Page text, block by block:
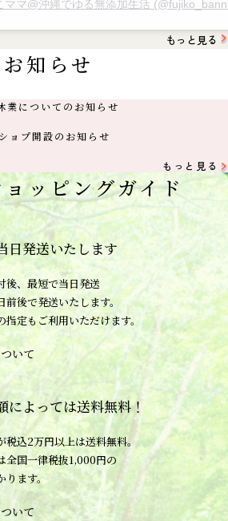
マ@沖縄でゆる無添加生活
もっと見る
お知らせ
業についてのお知らせ
ョプ開設のお知らせ
もっと見る
ッピングガイド
日発送いたします
後、最短で当日発送
前後で発送いたします。
指定もご利用いただけます。
いて
によっては送料無料！
税込2万円以上は送料無料。
全国一律税抜1,000円の
ります。
いて